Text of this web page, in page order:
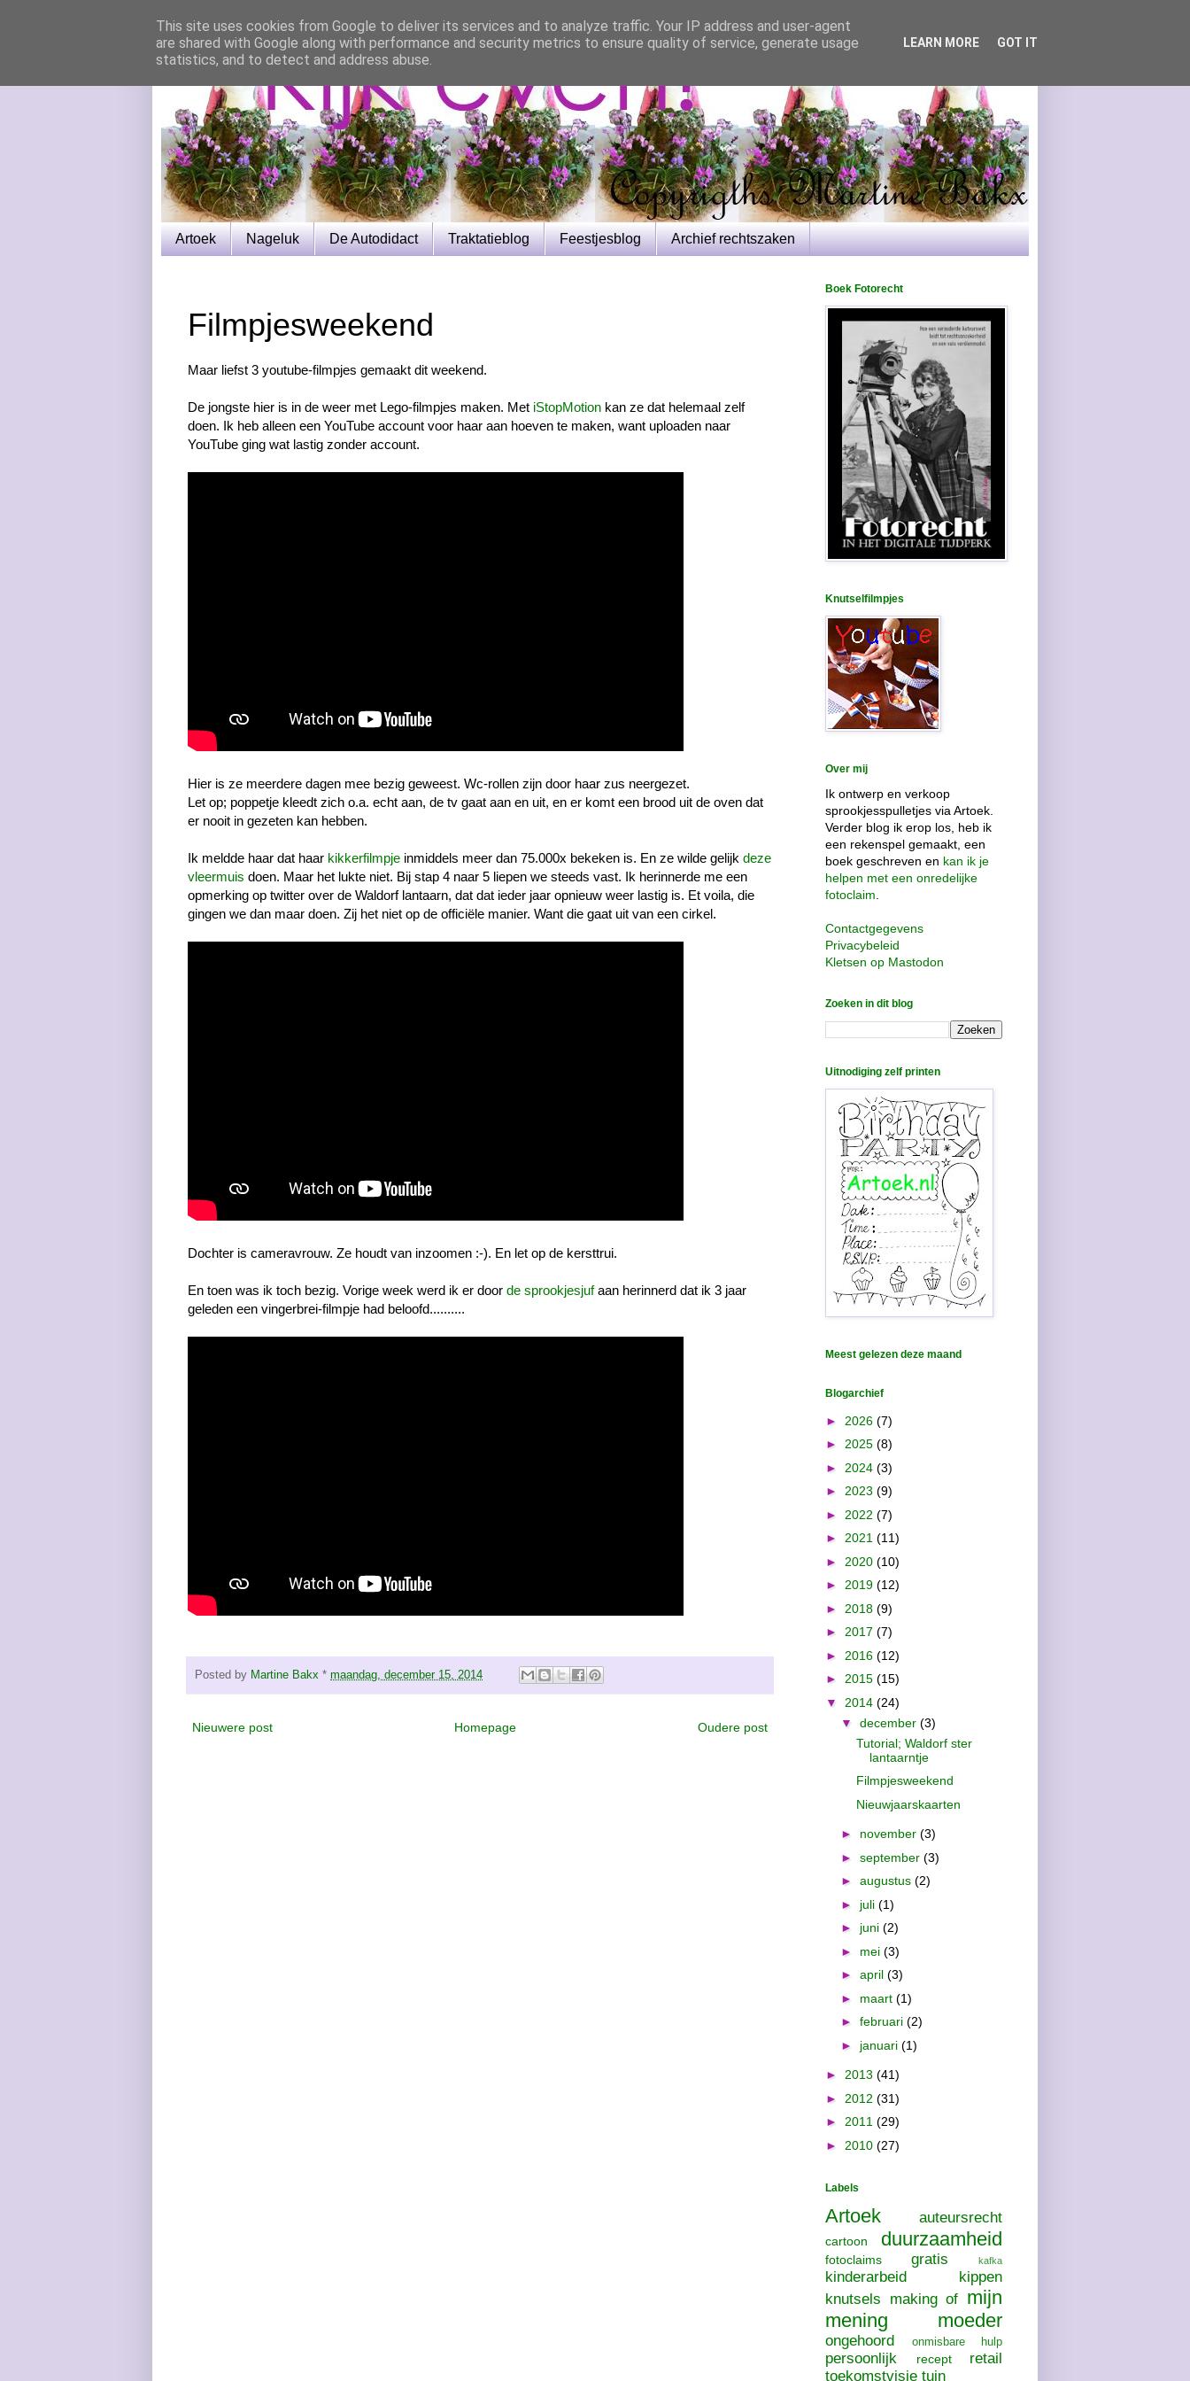
Artoek Nageluk De Autodidact Traktatieblog Feestjesblog Archief rechtszaken
Filmpjesweekend
Maar liefst 3 youtube-filmpjes gemaakt dit weekend.
De jongste hier is in de weer met Lego-filmpjes maken. Met iStopMotion kan ze dat helemaal zelf
doen. Ik heb alleen een YouTube account voor haar aan hoeven te maken, want uploaden naar
YouTube ging wat lastig zonder account.
Hier is ze meerdere dagen mee bezig geweest. Wc-rollen zijn door haar zus neergezet.
Let op; poppetje kleedt zich o.a. echt aan, de tv gaat aan en uit, en er komt een brood uit de oven dat
er nooit in gezeten kan hebben.
Ik meldde haar dat haar kikkerfilmpje inmiddels meer dan 75.000x bekeken is. En ze wilde gelijk deze
vleermuis doen. Maar het lukte niet. Bij stap 4 naar 5 liepen we steeds vast. Ik herinnerde me een
opmerking op twitter over de Waldorf lantaarn, dat dat ieder jaar opnieuw weer lastig is. Et voila, die
gingen we dan maar doen. Zij het niet op de officiële manier. Want die gaat uit van een cirkel.
Dochter is cameravrouw. Ze houdt van inzoomen :-). En let op de kersttrui.
En toen was ik toch bezig. Vorige week werd ik er door de sprookjesjufaan herinnerd dat ik 3 jaar
geleden een vingerbrei-filmpje had beloofd..........
Posted by Martine Bakx * maandag, december 15, 2014
Nieuwere post Oudere post
Homepage
Boek Fotorecht
Knutselfilmpjes
Over mij
Ik ontwerp en verkoop
sprookjesspulletjes via Artoek.
Verder blog ik erop los, heb ik
een rekenspel gemaakt, een
boek geschreven en kan ik je
helpen met een onredelijke
fotoclaim
Contactgegevens
Privacybeleid
Kletsen op Mastodon
Zoeken in dit blog
Uitnodiging zelf printen
Meest gelezen deze maand
Blogarchief
► 2026 (7)
► 2025 (8)
► 2024 (3)
► 2023 (9)
► 2022 (7)
► 2021 (11)
► 2020 (10)
► 2019 (12)
► 2018 (9)
► 2017 (7)
► 2016 (12)
► 2015 (15)
▼ 2014 (24)
▼ december (3)
Tutorial; Waldorf ster
lantaarntje
Filmpjesweekend
Nieuwjaarskaarten
► november (3)
► september (3)
► augustus (2)
► juli (1)
► juni (2)
► mei (3)
► april (3)
► maart (1)
► februari (2)
► januari (1)
► 2013 (41)
► 2012 (31)
► 2011 (29)
► 2010 (27)
Labels
Artoek auteursrecht
cartoon duurzaamheid
fotoclaims gratis kafka
kinderarbeid
kippen
knutsels
making of mijn
mening
moeder
ongehoord onmisbare hulp
persoonlijk recept
retail
toekomstvisie tuin
This site uses cookies from Google to deliver its services and to analyze traffic. Your IP address and user-agent
are shared with Google along with performance and security metrics to ensure quality of service, generate usage
statistics, and to detect and address abuse.
LEARN MORE GOT IT